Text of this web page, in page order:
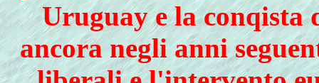
Uruguay e la conqista
ancora negli anni